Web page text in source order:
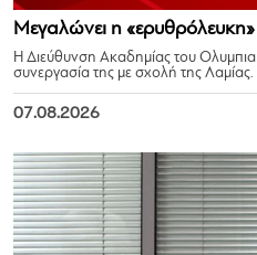
Μεγαλώνει η
Η Διεύθυνση Ακαδημίας του
συνεργασία της με σχολή της Λαμίας.
07.08.2026